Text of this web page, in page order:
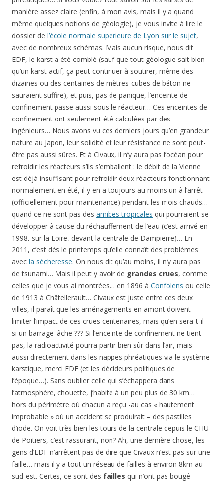
manière assez claire (enfin, à mon avis, mais il y a quand
même quelques notions de géologie), je vous invite à lire le
dossier de l’école normale supérieure de Lyon sur le sujet,
avec de nombreux schémas. Mais aucun risque, nous dit
EDF, le karst a été comblé (sauf que tout géologue sait bien
qu’un karst actif, ça peut continuer à soutirer, même des
dizaines ou des centaines de mètres-cubes de béton ne
sauraient suffire), et puis, pas de panique, l’enceinte de
confinement passe aussi sous le réacteur… Ces enceintes de
confinement ont seulement été calculées par des
ingénieurs… Nous avons vu ces derniers jours qu’en grandeur
nature au Japon, leur solidité et leur résistance ne sont peut-
être pas aussi sûres. Et à Civaux, il n’y aura pas l’océan pour
refroidir les réacteurs s’ils s’emballent : le débit de la Vienne
est déjà insuffisant pour refroidir deux réacteurs fonctionnant
normalement en été, il y en a toujours au moins un à l’arrêt
(officiellement pour maintenance) pendant les mois chauds…
quand ce ne sont pas des amibes tropicales qui pourraient se
développer à cause du réchauffement de l’eau (c’est arrivé en
1998, sur la Loire, devant la centrale de Dampierre)… En
2011, c’est dès le printemps qu’elle connaît des problèmes
avec la sécheresse. On nous dit qu’au moins, il n’y aura pas
de tsunami… Mais il peut y avoir de grandes crues, comme
celles que je vous ai montrées… en 1896 à Confolens ou celle
de 1913 à Châtellerault… Civaux est juste entre ces deux
villes, il paraît que les aménagements en amont doivent
limiter l’impact de ces crues centenaires, mais qu’en sera-t-il
si un barrage lâche ??? Si l’enceinte de confinement ne tient
pas, la radioactivité pourra partir bien sûr dans l’air, mais
aussi directement dans les nappes phréatiques via le système
karstique, merci EDF (et les décideurs politiques de
l’époque…). Sans oublier celle qui s’échappera dans
l’atmosphère, chouette, j’habite à un peu plus de 30 km…
hors du périmètre où chacun a reçu -au cas « hautement
improbable » où un accident se produirait – des pastilles
d’iode. On voit très bien les tours de la centrale depuis le CHU
de Poitiers, c’est rassurant, non? Ah, une dernière chose, les
gens d’EDF n’arrêtent pas de dire que Civaux n’est pas sur une
faille… mais il y a tout un réseau de failles à environ 8km au
sud-est. Certes, ce sont des failles qui n’ont pas bougé